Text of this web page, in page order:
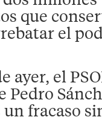
que
el
ayer, el
Pedro
un fracaso